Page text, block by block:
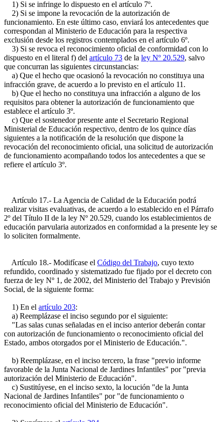
1) Si se infringe lo dispuesto en el artículo 7º.
2) Si se impone la revocación de la autorización de
funcionamiento. En este último caso, enviará los antecedentes que
correspondan al Ministerio de Educación para la respectiva
exclusión desde los registros contemplados en el artículo 6º.
3) Si se revoca el reconocimiento oficial de conformidad con lo
dispuesto en el literal f) del artículo 73 de la ley Nº 20.529, salvo
que concurran las siguientes circunstancias:
a) Que el hecho que ocasionó la revocación no constituya una
infracción grave, de acuerdo a lo previsto en el artículo 11.
b) Que el hecho no constituya una infracción a alguno de los
requisitos para obtener la autorización de funcionamiento que
establece el artículo 3º.
c) Que el sostenedor presente ante el Secretario Regional
Ministerial de Educación respectivo, dentro de los quince días
siguientes a la notificación de la resolución que dispone la
revocación del reconocimiento oficial, una solicitud de autorización
de funcionamiento acompañando todos los antecedentes a que se
refiere el artículo 3º.
Artículo 17.- La Agencia de Calidad de la Educación podrá
realizar visitas evaluativas, de acuerdo a lo establecido en el Párrafo
2º del Título II de la ley Nº 20.529, cuando los establecimientos de
educación parvularia autorizados en conformidad a la presente ley se
lo soliciten formalmente.
Artículo 18.- Modifícase el Código del Trabajo, cuyo texto
refundido, coordinado y sistematizado fue fijado por el decreto con
fuerza de ley Nº 1, de 2002, del Ministerio del Trabajo y Previsión
Social, de la siguiente forma:
1) En el artículo 203:
a) Reemplázase el inciso segundo por el siguiente:
"Las salas cunas señaladas en el inciso anterior deberán contar
con autorización de funcionamiento o reconocimiento oficial del
Estado, ambos otorgados por el Ministerio de Educación.".
b) Reemplázase, en el inciso tercero, la frase "previo informe
favorable de la Junta Nacional de Jardines Infantiles" por "previa
autorización del Ministerio de Educación".
c) Sustitúyese, en el inciso sexto, la locución "de la Junta
Nacional de Jardines Infantiles" por "de funcionamiento o
reconocimiento oficial del Ministerio de Educación".